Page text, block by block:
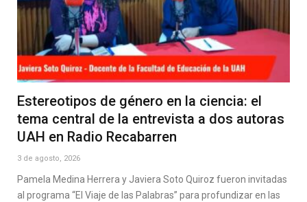
Estereotipos de género en la ciencia: el
tema central de la entrevista a dos autoras
UAH en Radio Recabarren
3 de agosto, 2026
Pamela Medina Herrera y Javiera Soto Quiroz fueron invitadas
al programa “El Viaje de las Palabras” para profundizar en las